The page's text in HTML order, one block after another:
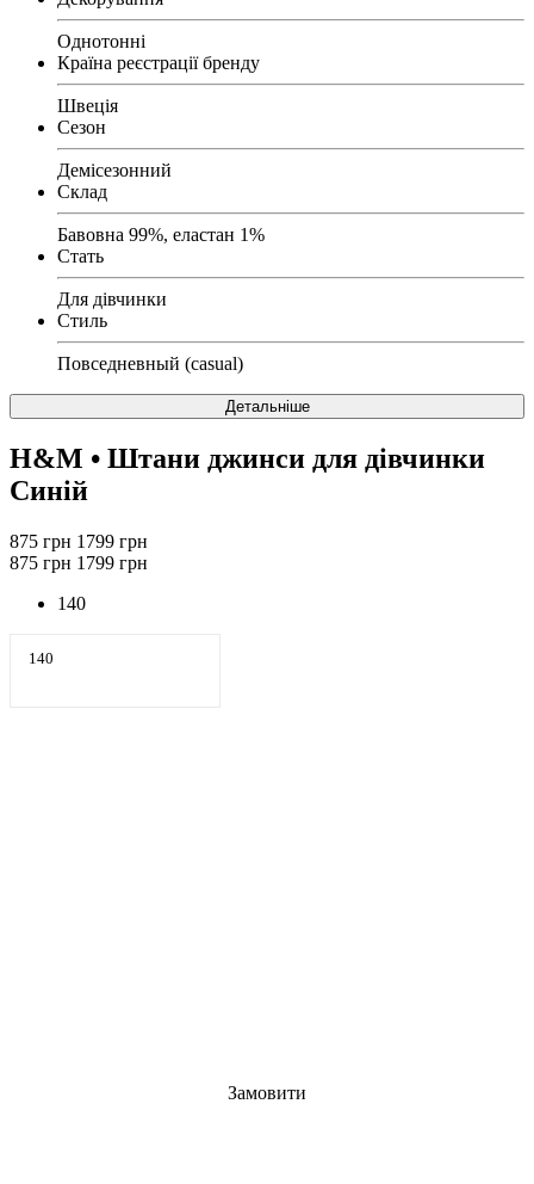
Однотонні
Країна реєстрації бренду
Швеція
Сезон
Демісезонний
Склад
Бавовна 99%, еластан 1%
Стать
Для дівчинки
Стиль
Повседневный (casual)
Детальніше
H&M • Штани джинси для дівчинки
Синій
875 грн 1799 грн
875 грн 1799 грн
140
140
Замовити